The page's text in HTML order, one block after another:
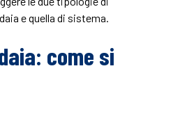
e quella di sistema.
come si